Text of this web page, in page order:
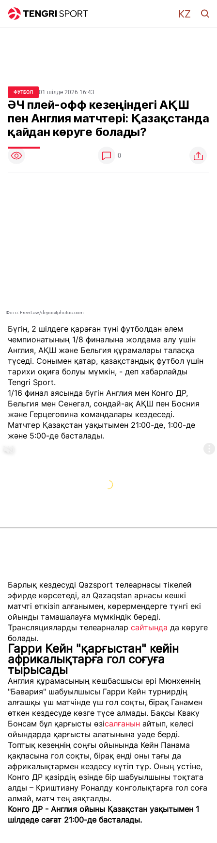
ФУТБОЛ 01 шілде 2026 16:43
ӘЧ плей-офф кезеңіндегі АҚШ
пен Англия матчтері: Қазақстанда
қайдан көруге болады?
0
Фото: FreerLaw/depositphotos.com
Бүгін, 2 шілдеге қараған түні футболдан әлем
чемпионатының 1/8 финалына жолдама алу үшін
Англия, АҚШ және Бельгия құрамалары таласқа
түседі. Сонымен қатар, қазақстандық футбол үшін
тарихи оқиға болуы мүмкін, - деп хабарлайды
Tengri Sport.
1/16 финал аясында бүгін Англия мен Конго ДР,
Бельгия мен Сенегал, сондай-ақ АҚШ пен Босния
және Герцеговина командалары кездеседі.
Матчтер Қазақстан уақытымен 21:00-де, 1:00-де
және 5:00-де басталады.
Барлық кездесуді Qazsport телеарнасы тікелей
эфирде көрсетеді, ал Qazaqstan арнасы кешкі
матчті өткізіп алғанымен, көрермендерге түнгі екі
ойынды тамашалауға мүмкіндік береді.
Трансляцияларды телеарналар сайтында да көруге
болады.
Гарри Кейн "қарғыстан" кейін
африкалықтарға гол соғуға
тырысады
Англия құрамасының көшбасшысы әрі Мюнхеннің
"Бавария" шабуылшысы Гарри Кейн турнирдің
алғашқы үш матчінде үш гол соқты, бірақ Ганамен
өткен кездесуде көзге түсе алмады. Бақсы Кваку
Бонсам бұл қарғысты өзісалғанын айтып, келесі
ойындарда қарғысты алатынына уәде берді.
Топтық кезеңнің соңғы ойынында Кейн Панама
қақпасына гол соқты, бірақ енді оны тағы да
африкалықтармен кездесу күтіп тұр. Оның үстіне,
Конго ДР қазірдің өзінде бір шабуылшыны тоқтата
алды – Криштиану Роналду конголықтарға гол соға
алмай, матч тең аяқталды.
Конго ДР - Англия ойыны Қазақстан уақытымен 1
шілдеде сағат 21:00-де басталады.